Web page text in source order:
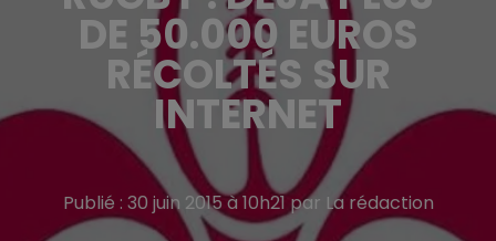
DE 50.000 EUROS
RÉCOLTÉS SUR
INTERNET
Publié : 30 juin 2015 à 10h21 par La rédaction